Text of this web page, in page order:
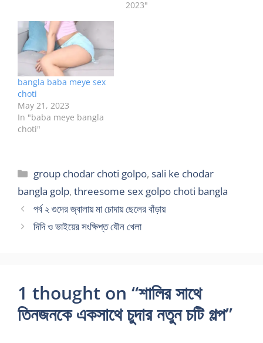
2023"
bangla baba meye sex
choti
May 21, 2023
In "baba meye bangla
choti"
Categories
group chodar choti golpo,sali ke chodar
bangla golp, threesome sex golpo choti bangla
পর্ব ২ গুদের জ্বালায় মা চোদায় ছেলের বাঁড়ায়
দিদি ও ভাইয়ের সংক্ষিপ্ত যৌন খেলা
1 thought on “শালির সাথে
তিনজনকে একসাথে চুদার নতুন চটি গল্প”